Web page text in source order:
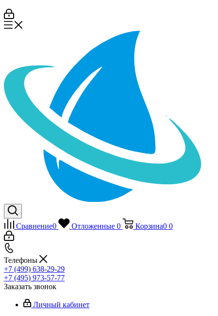
Сравнение0 Отложенные 0 Корзина0 0
Телефоны
+7 (499) 638-29-29
+7 (495) 973-57-77
Заказать звонок
Личный кабинет